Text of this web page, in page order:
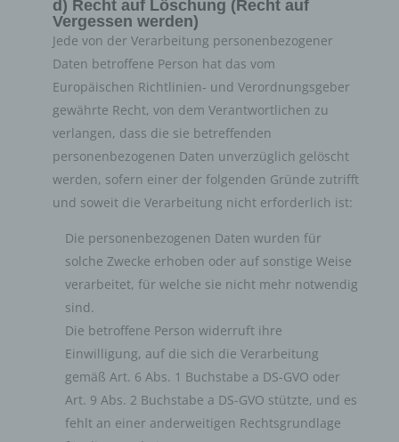
d) Recht auf Löschung (Recht auf
Vergessen werden)
Jede von der Verarbeitung personenbezogener
Daten betroffene Person hat das vom
Europäischen Richtlinien- und Verordnungsgeber
gewährte Recht, von dem Verantwortlichen zu
verlangen, dass die sie betreffenden
personenbezogenen Daten unverzüglich gelöscht
werden, sofern einer der folgenden Gründe zutrifft
und soweit die Verarbeitung nicht erforderlich ist:
Die personenbezogenen Daten wurden für
solche Zwecke erhoben oder auf sonstige Weise
verarbeitet, für welche sie nicht mehr notwendig
sind.
Die betroffene Person widerruft ihre
Einwilligung, auf die sich die Verarbeitung
gemäß Art. 6 Abs. 1 Buchstabe a DS-GVO oder
Art. 9 Abs. 2 Buchstabe a DS-GVO stützte, und es
fehlt an einer anderweitigen Rechtsgrundlage
Richtlinien- und Verordnungsgeber eingeräumte Recht,
von dem für die Verarbeitung Verantwortlichen eine
Bestätigung darüber zu verlangen, ob sie betreffende
personenbezogene Daten verarbeitet werden. Möchte
eine betroffene Person dieses Bestätigungsrecht in
Anspruch nehmen, kann sie sich hierzu jederzeit an
Verantwortlichen wenden.
b) Recht auf Auskunft
Jede von der Verarbeitung personenbezogener Daten
und Verordnungsgeber gewährte Recht, jederzeit von
dem für die Verarbeitung Verantwortlichen unentgeltliche
Auskunft über die zu seiner Person gespeicherten
Richtlinien- und Verordnungsgeber der betroffenen
Person Auskunft über folgende Informationen
zugestanden:
die Kategorien personenbezogener Daten, die